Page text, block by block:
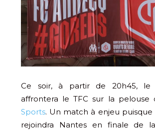
Ce soir, à partir de 20h45, le
affrontera le TFC sur la pelouse
Sports. Un match à enjeu puisque
rejoindra Nantes en finale de